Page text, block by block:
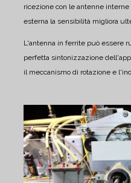
ricezione con le antenne interne
esterna la sensibilità migliora
L'antenna in ferrite può essere
perfetta sintonizzazione
il meccanismo di rotazione e